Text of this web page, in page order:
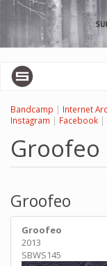
Перейти
основному
содержанию
Bandcamp | Internet
Instagram | Facebook |
Groofeo
Groofeo
Groofeo
2013
SBWS145